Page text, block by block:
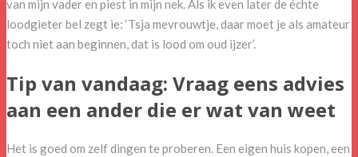
van mijn vader en piest in mijn nek. Als ik even later de échte
loodgieter bel zegt ie: ‘Tsja mevrouwtje, daar moet je als amateur
toch niet aan beginnen, dat is lood om oud ijzer’.
Tip van vandaag: Vraag eens advies
aan een ander die er wat van weet
Het is goed om zelf dingen te proberen. Een eigen huis kopen, een